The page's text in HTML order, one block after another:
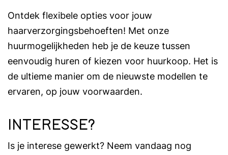
Ontdek flexibele opties voor jouw
haarverzorgingsbehoeften! Met onze
huurmogelijkheden heb je de keuze tussen
eenvoudig huren of kiezen voor huurkoop. Het is
de ultieme manier om de nieuwste modellen te
ervaren, op jouw voorwaarden.
INTERESSE?
Is je interese gewerkt? Neem vandaag nog